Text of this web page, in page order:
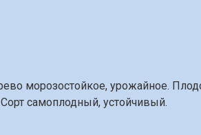
морозостойкое, урожайное.
самоплодный, устойчивый.